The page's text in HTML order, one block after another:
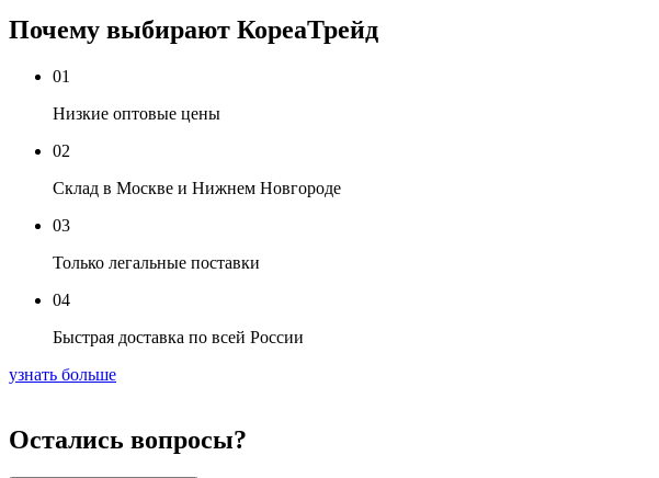
Почему выбирают КореаТрейд
01
Низкие оптовые цены
02
Склад в Москве и Нижнем Новгороде
03
Только легальные поставки
04
Быстрая доставка по всей России
узнать больше
Остались вопросы?